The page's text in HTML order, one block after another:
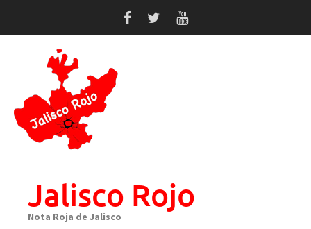
Jalisco Rojo
Nota Roja de Jalisco